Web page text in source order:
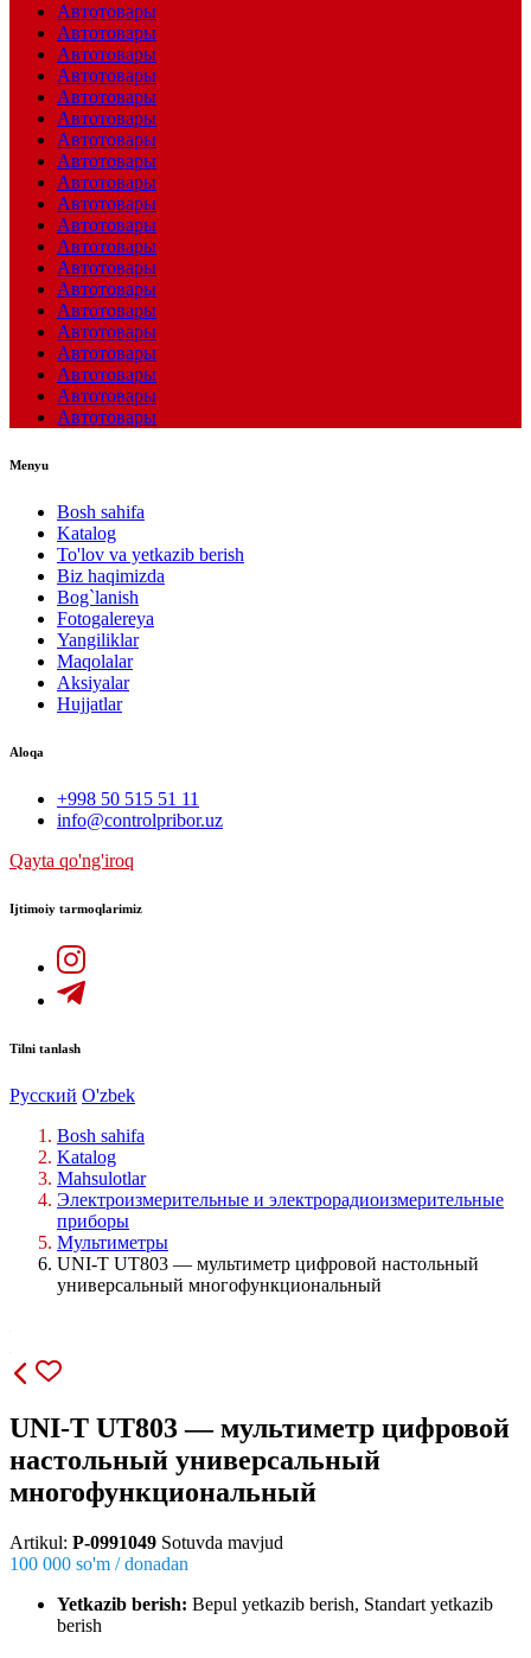
Автотовары
Автотовары
Автотовары
Автотовары
Автотовары
Автотовары
Автотовары
Автотовары
Автотовары
Автотовары
Автотовары
Автотовары
Автотовары
Автотовары
Автотовары
Автотовары
Автотовары
Автотовары
Автотовары
Автотовары
Menyu
Bosh sahifa
Katalog
To'lov va yetkazib berish
Biz haqimizda
Bog`lanish
Fotogalereya
Yangiliklar
Maqolalar
Aksiyalar
Hujjatlar
Aloqa
+998 50 515 51 11
info@controlpribor.uz
Qayta qo'ng'iroq
Ijtimoiy tarmoqlarimiz
Tilni tanlash
Русский O'zbek
Bosh sahifa
Katalog
Mahsulotlar
Электроизмерительные и электрорадиоизмерительные
приборы
Мультиметры
UNI-T UT803 — мультиметр цифровой настольный
универсальный многофункциональный
UNI-T UT803 — мультиметр цифровой
настольный универсальный
многофункциональный
Artikul: P-0991049 Sotuvda mavjud
100 000 so'm / donadan
Yetkazib berish: Bepul yetkazib berish, Standart yetkazib
berish